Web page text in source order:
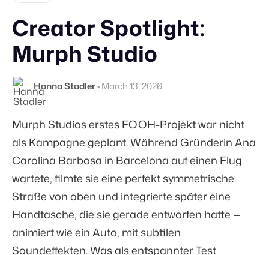
Creator Spotlight:
Murph Studio
Hanna Stadler•March 13, 2026
Murph Studios erstes FOOH-Projekt war nicht
als Kampagne geplant. Während Gründerin Ana
Carolina Barbosa in Barcelona auf einen Flug
wartete, filmte sie eine perfekt symmetrische
Straße von oben und integrierte später eine
Handtasche, die sie gerade entworfen hatte —
animiert wie ein Auto, mit subtilen
Soundeffekten. Was als entspannter Test